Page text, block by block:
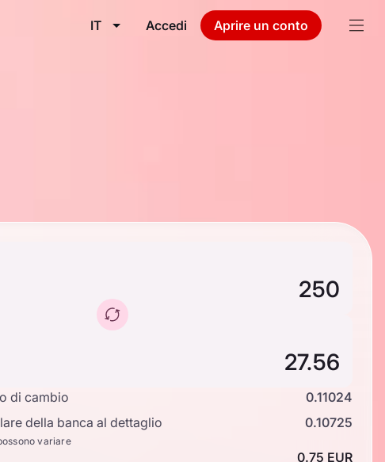
IT Accedi Aprire un conto
di cambio
0.11024
della banca al dettaglio
0.10725
variare
0.75 EUR